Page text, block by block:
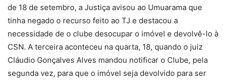
de 18 de setembro, a Justiça avisou ao Umuarama que
tinha negado o recurso feito ao TJ e destacou a
necessidade de o clube desocupar o imóvel e devolvê-lo à
CSN. A terceira aconteceu na quarta, 18, quando o juiz
Cláudio Gonçalves Alves mandou notificar o Clube, pela
segunda vez, para que o imóvel seja devolvido para ser